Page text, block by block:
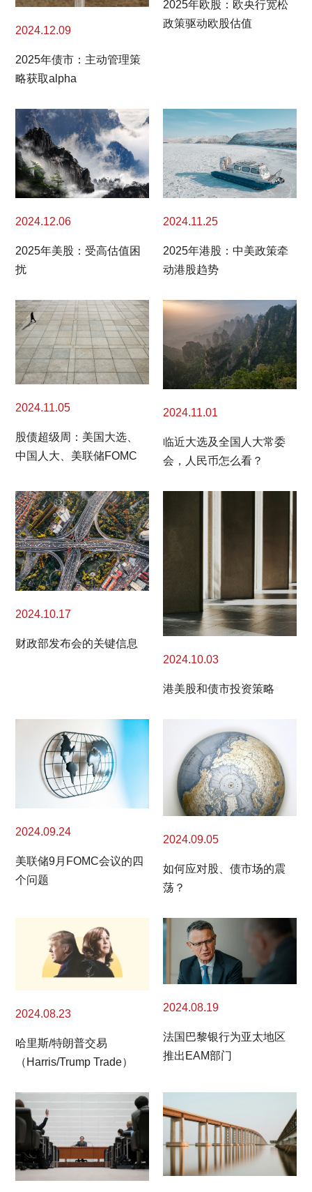
2024.12.09
2025年债市：主动管理策
略获取alpha
2025年欧股：欧央行宽松
政策驱动欧股估值
2024.12.06
2025年美股：受高估值困
扰
2024.11.25
2025年港股：中美政策牵
动港股趋势
2024.11.05
股债超级周：美国大选、
中国人大、美联储FOMC
2024.11.01
临近大选及全国人大常委
会，人民币怎么看？
2024.10.17
财政部发布会的关键信息
2024.10.03
港美股和债市投资策略
2024.09.24
美联储9月FOMC会议的四
个问题
2024.09.05
如何应对股、债市场的震
荡？
2024.08.23
哈里斯/特朗普交易
（Harris/Trump Trade）
2024.08.19
法国巴黎银行为亚太地区
推出EAM部门